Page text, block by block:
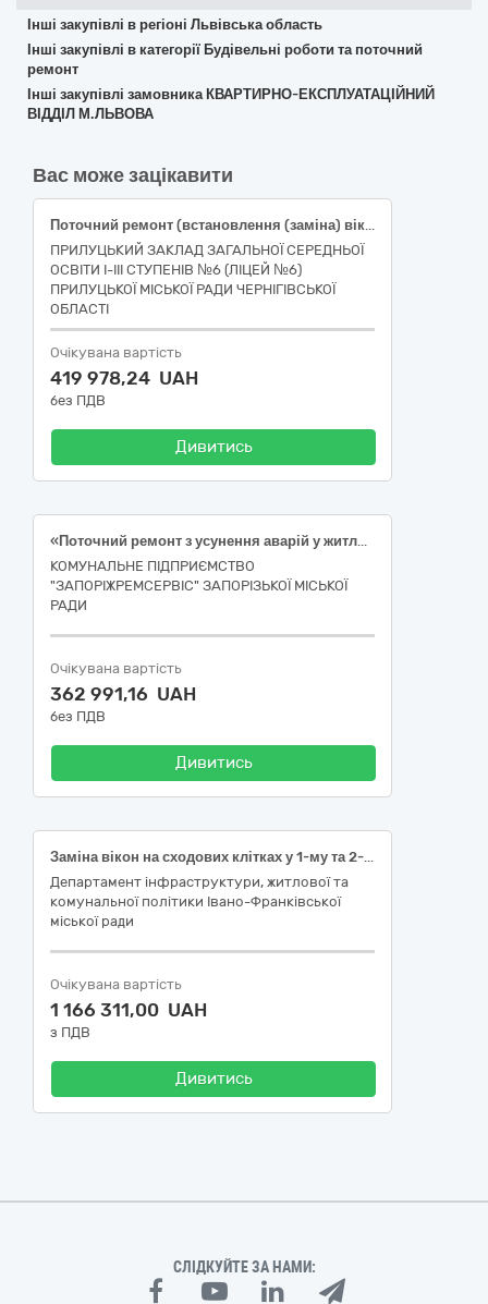
Інші закупівлі в регіоні Львівська область
Інші закупівлі в категорії Будівельні роботи та поточний
ремонт
Інші закупівлі замовника КВАРТИРНО-ЕКСПЛУАТАЦІЙНИЙ
ВІДДІЛ М.ЛЬВОВА
Вас може зацікавити
Поточний ремонт (встановлення (заміна) вікон і дверей на енергоефективні (із поліпшеними теплозберігаючими характеристиками) у Прилуцькому закладі загальної середньої освіти І-ІІІ ступенів №6 (ліцей № 6) Прилуцької міської ради Чернігівської області за адресою: Чернігівська область, місто Прилуки, вулиця Київська, 232.
ПРИЛУЦЬКИЙ ЗАКЛАД ЗАГАЛЬНОЇ СЕРЕДНЬОЇ
ОСВІТИ І-ІІІ СТУПЕНІВ №6 (ЛІЦЕЙ №6)
ПРИЛУЦЬКОЇ МІСЬКОЇ РАДИ ЧЕРНІГІВСЬКОЇ
ОБЛАСТІ
Очікувана вартість
419 978,24 UAH
без ПДВ
Дивитись
«Поточний ремонт з усунення аварій у житловому фонді внаслідок війни (місця загального користування – віконні прорізи, скління) за адресою: вул. Гончара, буд. 84 у м. Запоріжжя», код 45420000-7 за ДК 021:2015 «Столярні та теслярні роботи» [за кодом НК 018:2023:1122 Житлові будинки з трьома та більше квартирами]
КОМУНАЛЬНЕ ПІДПРИЄМСТВО
"ЗАПОРІЖРЕМСЕРВІС" ЗАПОРІЗЬКОЇ МІСЬКОЇ
РАДИ
Очікувана вартість
362 991,16 UAH
без ПДВ
Дивитись
Заміна вікон на сходових клітках у 1-му та 2-му під’їздах багатоквартирного будинку на вул. Коновальця, 130 в м. Івано-Франківськ (поточний ремонт) за (ДК 021:2015–45420000-7 - столярні та теслярні роботи), НК 018:2023
Департамент інфраструктури, житлової та
комунальної політики Івано-Франківської
міської ради
Очікувана вартість
1 166 311,00 UAH
з ПДВ
Дивитись
СЛІДКУЙТЕ ЗА НАМИ: